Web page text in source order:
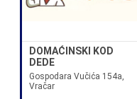
DOMAĆINSKI KOD
DEDE
Gospodara Vučića 154a,
Vračar